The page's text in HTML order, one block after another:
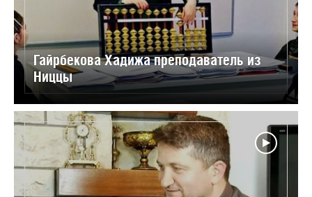
Гайрбекова Хадижа преподаватель из
Ниццы